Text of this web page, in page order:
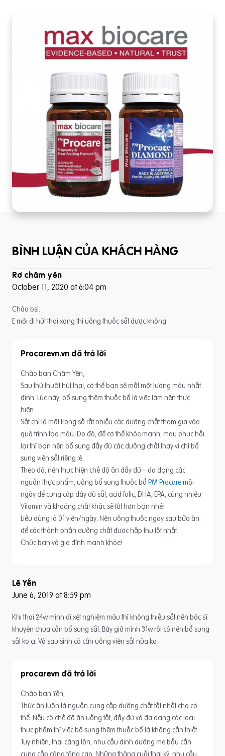
BÌNH LUẬN CỦA KHÁCH HÀNG
Rơ châm yên
October 11, 2020 at 6:04 pm
Chào bsi.
E mới đi hút thai xong thì uống thuốc sắt được không
Procarevn.vn
Chào bạn Châm Yên,
Sau thủ thuật hút thai, cơ thể bạn sẽ mất một lượng máu nhất
định. Lúc này, bổ sung thêm thuốc bổ là việc làm nên thực
hiện.
Sắt chỉ là một trong số rất nhiều các dưỡng chất tham gia vào
quá trình tạo máu. Do đó, để cơ thể khỏe mạnh, mau phục hồi
lại thì bạn nên bổ sung đầy đủ các dưỡng chất thay vì chỉ bổ
sung viên sắt riêng lẻ.
Theo đó, nên thực hiện chế độ ăn đầy đủ – đa dạng các
nguồn thực phẩm, uống bổ sung thuốc bổ PM Procaremỗi
ngày để cung cấp đầy đủ sắt, acid folic, DHA, EPA, cùng nhiều
Vitamin và khoáng chất khác sẽ tốt hơn bạn nhé!
Liều dùng là 01 viên/ngày. Nên uống thuốc ngay sau bữa ăn
để các thành phần dưỡng chất được hấp thu tốt nhất.
Chúc bạn và gia đình mạnh khỏe!
Lê Yến
June 6, 2019 at 8:59 pm
Khi thai 24w mình đi xét nghiệm máu thì không thiếu sắt nên bác sĩ
khuyên chưa cần bổ sung sắt. Bây giờ mình 31w rồi có nên bổ sung
sắt ko ạ. Và sau sinh có cần uống viên sắt nữa ko
procarevn
Chào bạn Yến,
Thức ăn luôn là nguồn cung cấp dưỡng chất tốt nhất cho cơ
thể. Nếu có chế độ ăn uống tốt, đầy đủ và đa dạng các loại
thực phẩm thì việc bổ sung thêm thuốc bổ là không cần thiết.
Tuy nhiên, thai càng lớn, nhu cầu dinh dưỡng mẹ bầu cần